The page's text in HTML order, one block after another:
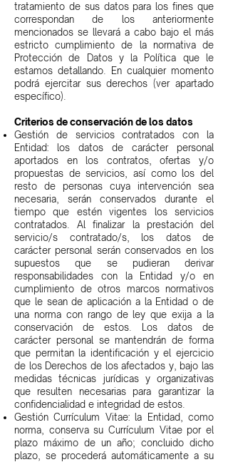
tratamiento de sus datos para los fines que
correspondan de los anteriormente
mencionados se llevará a cabo bajo el más
estricto cumplimiento de la normativa de
Protección de Datos y la Política que le
estamos detallando. En cualquier momento
podrá ejercitar sus derechos (ver apartado
específico).
Criterios de conservación de los datos
Gestión de servicios contratados con la
Entidad: los datos de carácter personal
aportados en los contratos, ofertas y/o
propuestas de servicios, así como los del
resto de personas cuya intervención sea
necesaria, serán conservados durante el
tiempo que estén vigentes los servicios
contratados. Al finalizar la prestación del
servicio/s contratado/s, los datos de
carácter personal serán conservados en los
supuestos que se pudieran derivar
responsabilidades con la Entidad y/o en
cumplimiento de otros marcos normativos
que le sean de aplicación a la Entidad o de
una norma con rango de ley que exija a la
conservación de estos. Los datos de
carácter personal se mantendrán de forma
que permitan la identificación y el ejercicio
de los Derechos de los afectados y, bajo las
medidas técnicas jurídicas y organizativas
que resulten necesarias para garantizar la
confidencialidad e integridad de estos.
Gestión Currículum Vitae: la Entidad, como
norma, conserva su Currículum Vitae por el
plazo máximo de un año; concluido dicho
plazo, se procederá automáticamente a su